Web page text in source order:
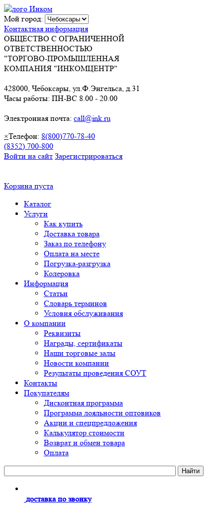
Мой город:
Контактная информация
ОБЩЕСТВО С ОГРАНИЧЕННОЙ
ОТВЕТСТВЕННОСТЬЮ
"ТОРГОВО-ПРОМЫШЛЕННАЯ
КОМПАНИЯ "ИНКОМЦЕНТР"
428000, Чебоксары, ул.Ф.Энгельса, д.31
Часы работы: ПН-ВС 8.00 - 20.00
Электронная почта: call@ink.ru
×Телефон: 8(800)770-78-40
(8352) 700-800
Войти на сайт Зарегистрироваться
Корзина пуста
Каталог
Услуги
Как купить
Доставка товара
Заказ по телефону
Оплата на месте
Погрузка-разгрузка
Колеровка
Информация
Статьи
Словарь терминов
Условия обслуживания
О компании
Реквизиты
Награды, сертификаты
Наши торговые залы
Новости компании
Результаты проведения СОУТ
Контакты
Покупателям
Дисконтная программа
Программа лояльности оптовиков
Акции и спецпредложения
Калькулятор стоимости
Возврат и обмен товара
Оплата
доставка по звонку